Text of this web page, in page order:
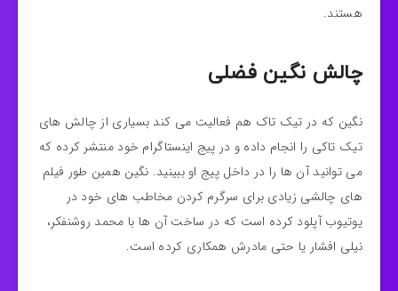
هستند.
چالش نگین فضلی
نگین که در تیک تاک هم فعالیت می کند بسیاری از چالش های
تیک تاکی را انجام داده و در پیج اینستاگرام خود منتشر کرده که
می توانید آن ها را در داخل پیج او ببینید. نگین همین طور فیلم
های چالشی زیادی برای سرگرم کردن مخاطب های خود در
یوتیوب آپلود کرده است که در ساخت آن ها با محمد روشنفکر،
نیلی افشار یا حتی مادرش همکاری کرده است.